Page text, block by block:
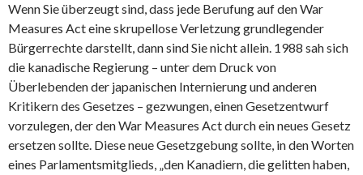
Wenn Sie überzeugt sind, dass jede Berufung auf den War
Measures Act eine skrupellose Verletzung grundlegender
Bürgerrechte darstellt, dann sind Sie nicht allein. 1988 sah sich
die kanadische Regierung – unter dem Druck von
Überlebenden der japanischen Internierung und anderen
Kritikern des Gesetzes – gezwungen, einen Gesetzentwurf
vorzulegen, der den War Measures Act durch ein neues Gesetz
ersetzen sollte. Diese neue Gesetzgebung sollte, in den Worten
eines Parlamentsmitglieds, „den Kanadiern, die gelitten haben,